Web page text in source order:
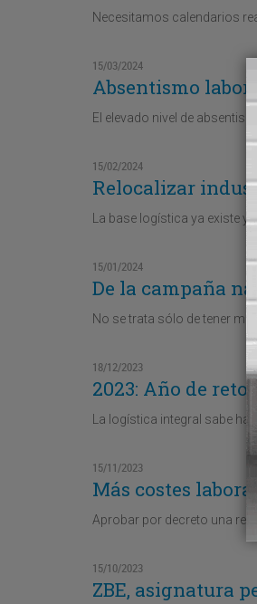
Necesitamos calendarios
15/03/2024
Absentismo
El elevado nivel de
15/02/2024
Relocalizar
La base logística ya existe
15/01/2024
De la campaña
No se trata sólo de tener
18/12/2023
2023: Año de
La logística integral sabe
15/11/2023
Más costes
Aprobar por decreto una
15/10/2023
ZBE, asignatura